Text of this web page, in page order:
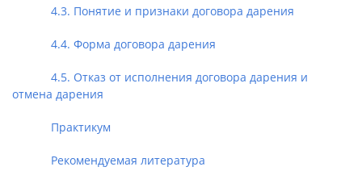
4.3. Понятие и признаки договора дарения
4.4. Форма договора дарения
4.5. Отказ от исполнения договора дарения и
отмена дарения
Практикум
Рекомендуемая литература